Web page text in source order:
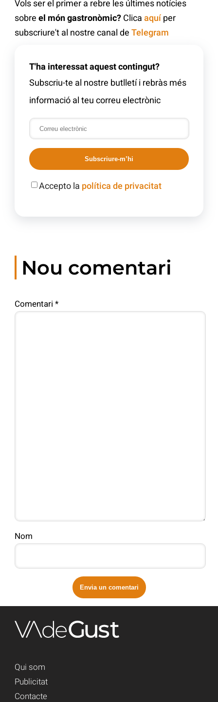
Vols ser el primer a rebre les últimes notícies
sobre el món gastronòmic? Clica aquíper
subscriure't al nostre canal de Telegram
T'ha interessat aquest contingut?
Subscriu-te al nostre butlletí i rebràs més
informació al teu correu electrònic
Subscriure-m’hi
Accepto la política de privacitat
Nou comentari
Comentari *
Nom
Qui som
Publicitat
Contacte